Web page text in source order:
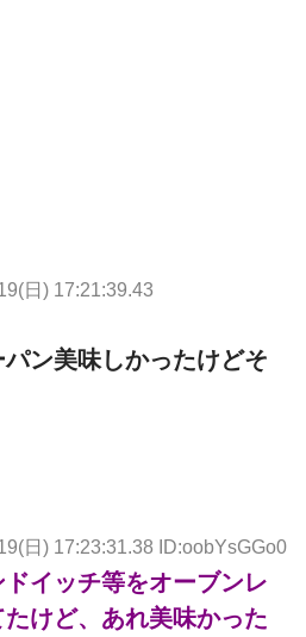
日) 17:21:39.43
ン美味しかったけどそ
日) 17:23:31.38 ID:oobYsGGo0
イッチ等をオーブンレ
けど、あれ美味かった